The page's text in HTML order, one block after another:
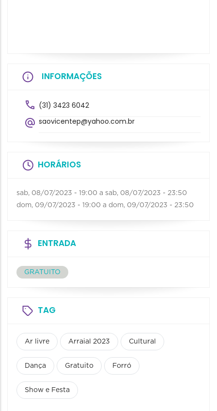
INFORMAÇÕES
(31) 3423 6042
saovicentep@yahoo.com.br
HORÁRIOS
sab, 08/07/2023 - 19:00 a sab, 08/07/2023 - 23:50
dom, 09/07/2023 - 19:00 a dom, 09/07/2023 - 23:50
ENTRADA
GRATUITO
TAG
Ar livre Arraial 2023 Cultural
Dança Gratuito Forró
Show e Festa